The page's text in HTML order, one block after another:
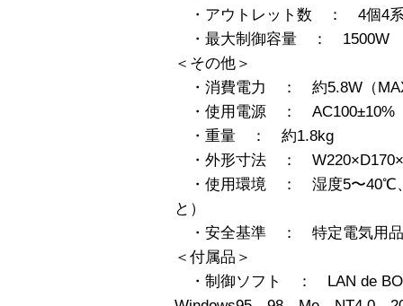
・アウトレット数 ： 4個4系
・最大制御容量 ： 1500W
＜その他＞
・消費電力 ： 約5.8W（
・使用電源 ： AC100±10%
・重量 ： 約1.8kg
・外形寸法 ：
・使用環境 ： 湿度5〜40℃、
と）
・安全基準 ： 特定電気用品
＜付属品＞
・制御ソフト ： LAN de